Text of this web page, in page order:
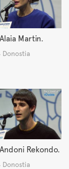
Martin.
Donostia
Rekondo.
Donostia